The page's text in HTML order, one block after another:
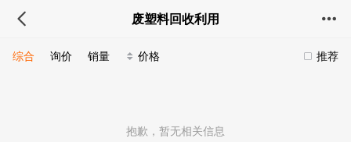
废塑料回收利用
推荐
综合 询价 销量 价格
抱歉，暂无相关信息